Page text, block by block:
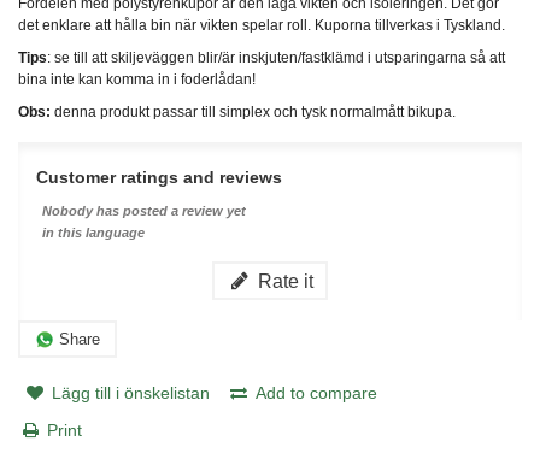
Fördelen med polystyrenkupor är den låga vikten och isoleringen. Det gör
det enklare att hålla bin när vikten spelar roll. Kuporna tillverkas i Tyskland.
Tips: se till att skiljeväggen blir/är inskjuten/fastklämd i utsparingarna så att
bina inte kan komma in i foderlådan!
Obs: denna produkt passar till simplex och tysk normalmått bikupa.
Customer ratings and reviews
Nobody has posted a review yet
in this language
Rate it
Share
Lägg till i önskelistan
Add to compare
Print